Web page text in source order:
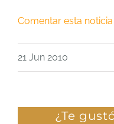
Comentar esta noticia
21 Jun 2010
¿Te